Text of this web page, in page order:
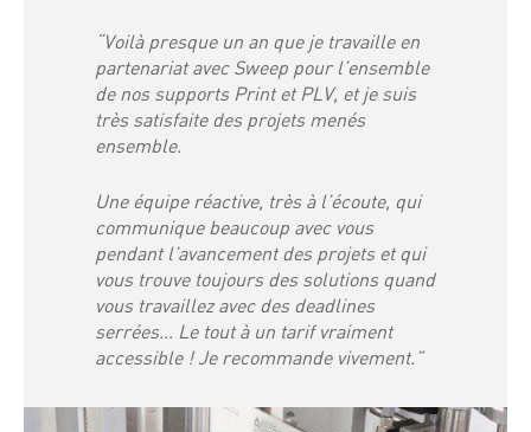
“Voilà presque un an que je travaille en
partenariat avec Sweep pour l’ensemble
de nos supports Print et PLV, et je suis
très satisfaite des projets menés
ensemble.
Une équipe réactive, très à l’écoute, qui
communique beaucoup avec vous
pendant l’avancement des projets et qui
vous trouve toujours des solutions quand
vous travaillez avec des deadlines
serrées… Le tout à un tarif vraiment
accessible ! Je recommande vivement.”